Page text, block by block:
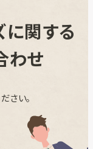
に関する
わせ
さい。